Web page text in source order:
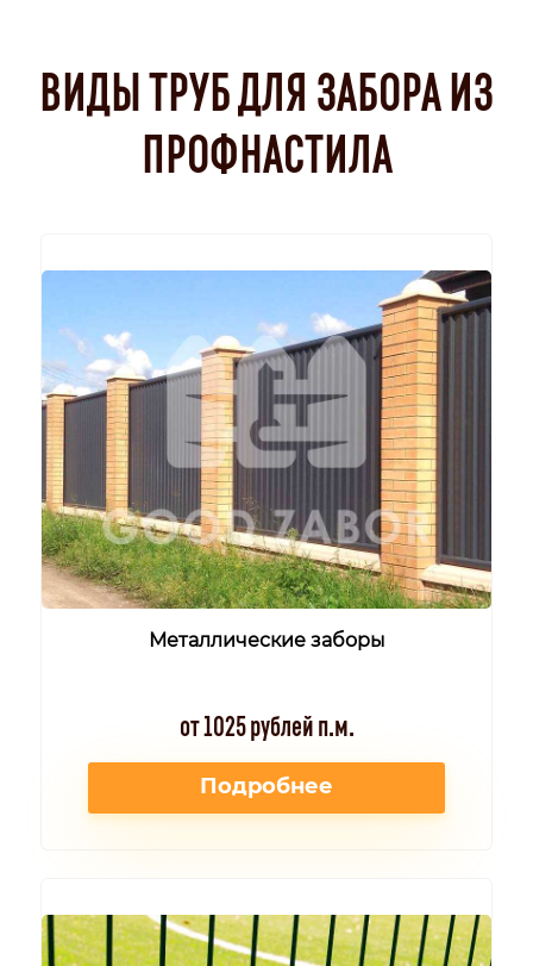
ВИДЫ ТРУБ ДЛЯ ЗАБОРА ИЗ
ПРОФНАСТИЛА
Металлические заборы
от 1025 рублей п.м.
Подробнее